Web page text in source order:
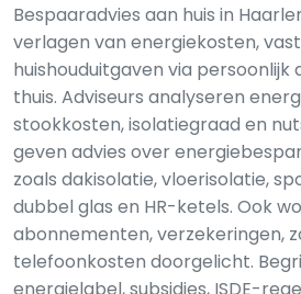
Bespaaradvies aan huis in
verlagen van energiekosten,
huishouduitgaven via persoonlijk
thuis. Adviseurs analyseren
stookkosten, isolatiegraad en
geven advies over
zoals dakisolatie, vloerisolatie,
dubbel glas en HR-ketels. Ook
abonnementen, verzekeringen,
telefoonkosten doorgelicht.